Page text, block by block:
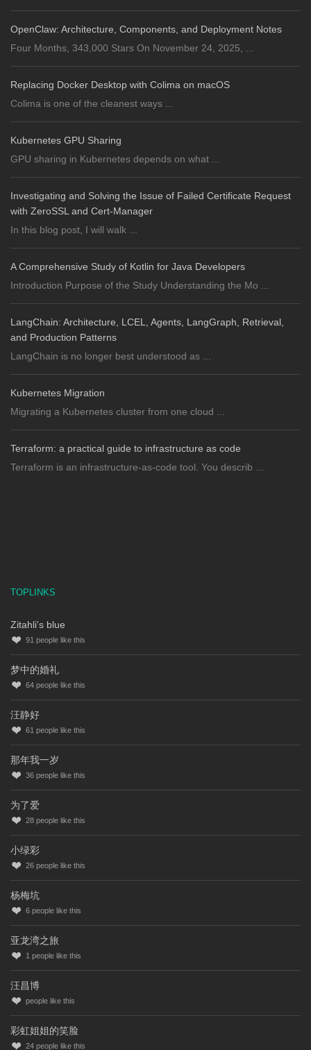
OpenClaw: Architecture, Components, and Deployment Notes
Four Months, 343,000 Stars On November 24, 2025, ...
Replacing Docker Desktop with Colima on macOS
Colima is one of the cleanest ways ...
Kubernetes GPU Sharing
GPU sharing in Kubernetes depends on what ...
Investigating and Solving the Issue of Failed Certificate Request
with ZeroSSL and Cert-Manager
In this blog post, I will walk ...
A Comprehensive Study of Kotlin for Java Developers
Introduction Purpose of the Study Understanding the Mo ...
LangChain: Architecture, LCEL, Agents, LangGraph, Retrieval,
and Production Patterns
LangChain is no longer best understood as ...
Kubernetes Migration
Migrating a Kubernetes cluster from one cloud ...
Terraform: a practical guide to infrastructure as code
Terraform is an infrastructure-as-code tool. You describ ...
TOPLINKS
Zitahli's blue
91 people like this
梦中的婚礼
64 people like this
汪静好
61 people like this
那年我一岁
36 people like this
为了爱
28 people like this
小绿彩
26 people like this
杨梅坑
6 people like this
亚龙湾之旅
1 people like this
汪昌博
people like this
彩虹姐姐的笑脸
24 people like this